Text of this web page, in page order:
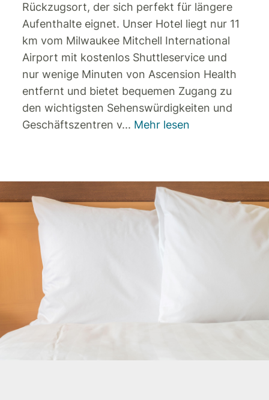
Rückzugsort, der sich perfekt für längere
Aufenthalte eignet. Unser Hotel liegt nur 11
km vom Milwaukee Mitchell International
Airport mit kostenlos Shuttleservice und
nur wenige Minuten von Ascension Health
entfernt und bietet bequemen Zugang zu
den wichtigsten Sehenswürdigkeiten und
Geschäftszentren v... Mehr lesen